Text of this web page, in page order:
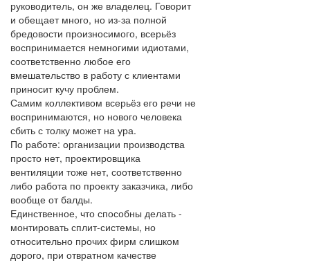
руководитель, он же владелец. Говорит
и обещает много, но из-за полной
бредовости произносимого, всерьёз
воспринимается немногими идиотами,
соответственно любое его
вмешательство в работу с клиентами
приносит кучу проблем.
Самим коллективом всерьёз его речи не
воспринимаются, но нового человека
сбить с толку может на ура.
По работе: организации производства
просто нет, проектировщика
вентиляции тоже нет, соответственно
либо работа по проекту заказчика, либо
вообще от балды.
Единственное, что способны делать -
монтировать сплит-системы, но
относительно прочих фирм слишком
дорого, при отвратном качестве